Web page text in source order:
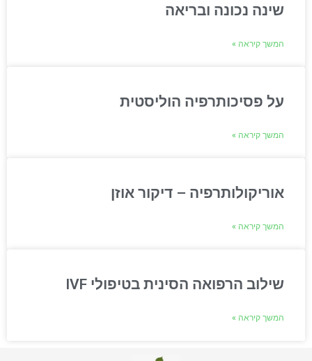
שינה נכונה ובריאה
המשך קיראה »
על פסיכותרפיה הוליסטית
המשך קיראה »
אוריקולותרפיה – דיקור אוזן
המשך קיראה »
שילוב הרפואה הסינית בטיפולי IVF
המשך קיראה »